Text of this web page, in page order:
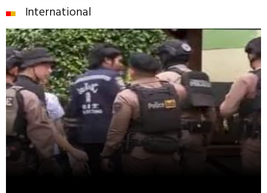
International